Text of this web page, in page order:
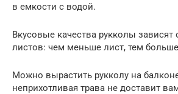
в емкости с водой.
Вкусовые качества рукколы зависят
листов: чем меньше лист, тем
Можно вырастить рукколу на
неприхотливая трава не доставит